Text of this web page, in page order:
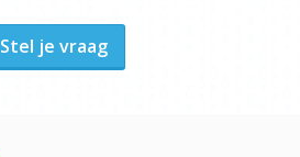
Stel je vraag